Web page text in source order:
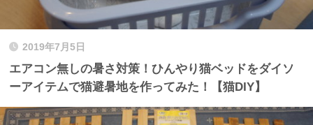
2019年7月5日
エアコン無しの暑さ対策！ひんやり猫ベッドをダイソ
ーアイテムで猫避暑地を作ってみた！【猫DIY】